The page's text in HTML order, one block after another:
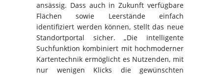
ansässig. Dass auch in Zukunft verfügbare
Flächen sowie Leerstände einfach
identifiziert werden können, stellt das neue
Standortportal sicher. „Die intelligente
Suchfunktion kombiniert mit hochmoderner
Kartentechnik ermöglicht es Nutzenden, mit
nur wenigen Klicks die gewünschten